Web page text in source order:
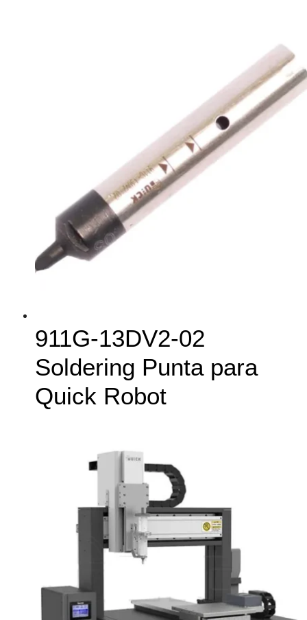
911G-13DV2-02
Soldering Punta para
Quick Robot